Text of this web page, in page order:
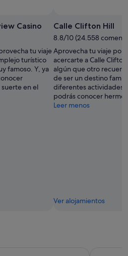
Casino
tu viaje
turístico
famoso. Y, ya
suerte en el
Calle Clifton Hill
8.8/10 (24.558
Aprovecha tu viaje por
acercarte a Calle
algún que otro
de ser un destino
diferentes actividades
podrás conocer
Leer menos
Ver alojamientos